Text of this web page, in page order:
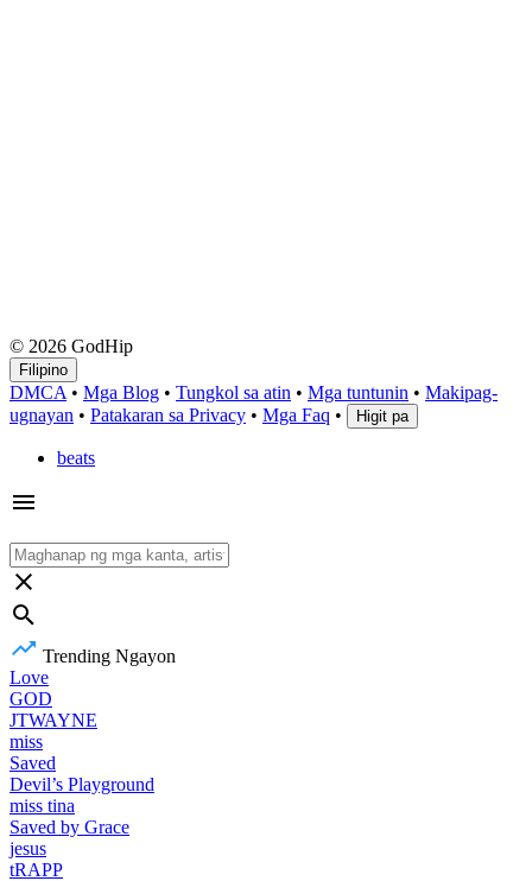
© 2026 GodHip
Filipino
DMCA • Mga Blog • Tungkol sa atin • Mga tuntunin • Makipag-
ugnayan • Patakaran sa Privacy • Mga Faq • Higit pa
beats
Trending Ngayon
Love
GOD
JTWAYNE
miss
Saved
Devil’s Playground
miss tina
Saved by Grace
jesus
tRAPP